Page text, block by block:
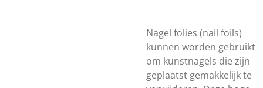
Nagel folies (nail foils)
kunnen worden gebruikt
om kunstnagels die zijn
geplaatst gemakkelijk te